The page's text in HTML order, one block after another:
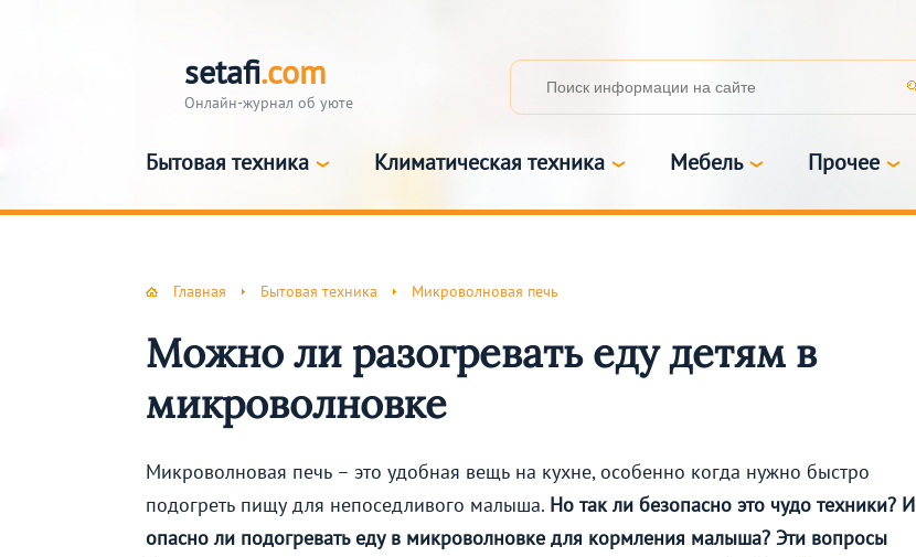
setafi.com
Онлайн-журнал об уюте
Бытовая техника Климатическая техника Мебель Прочее
Главная Бытовая техника Микроволновая печь
Можно ли разогревать еду детям в
микроволновке
Микроволновая печь – это удобная вещь на кухне, особенно когда нужно быстро
подогреть пищу для непоседливого малыша. Но так ли безопасно это чудо техники? И
опасно ли подогревать еду в микроволновке для кормления малыша? Эти вопросы